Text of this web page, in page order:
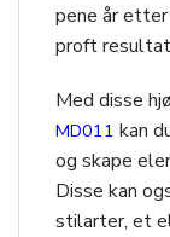
pene år etter
proft
Med disse
MD011 kan
og skape
Disse kan
stilarter, et